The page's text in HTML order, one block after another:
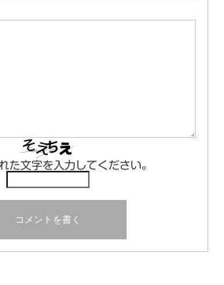
た文字を入力してください。